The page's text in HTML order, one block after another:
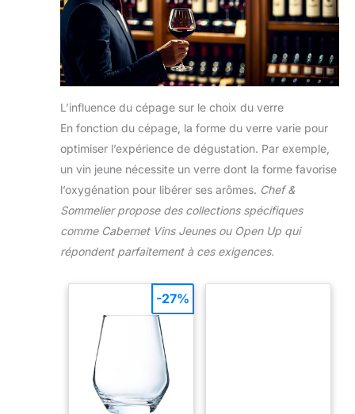
L’influence du cépage sur le choix du verre
En fonction du cépage, la forme du verre varie pour
optimiser l’expérience de dégustation. Par exemple,
un vin jeune nécessite un verre dont la forme favorise
l’oxygénation pour libérer ses arômes. Chef &
Sommelier propose des collections spécifiques
comme Cabernet Vins Jeunes ou Open Up qui
répondent parfaitement à ces exigences.
-27%